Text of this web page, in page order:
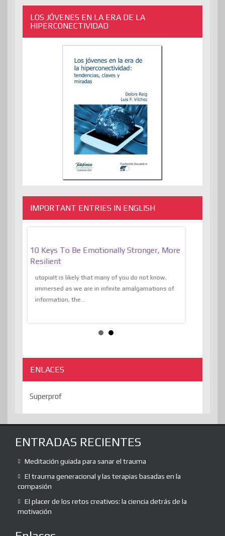
LOS JÓVENES EN LA ERA DE LA
HIPERCONECTIVIDAD
IMPORTANT ENTRIES IN ENGLISH
10 Keys To Be Emotionally Stronger, More
Resilient
utopiaIt is likely that many of you do not know,
immersed as we are in infinite amalgamations of
information, the...
ENLACES
Superprof
ENTRADAS RECIENTES
Meditación guiada para sanar el trauma
El trauma generacional y las terapias basadas en la
compasión
El placer de los retos creativos: la ciencia detrás de la
motivación